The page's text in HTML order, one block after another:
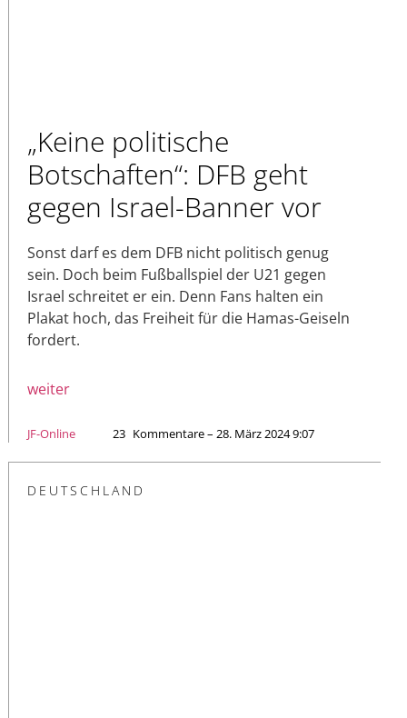
„Keine politische
Botschaften“: DFB geht
gegen Israel-Banner vor
Sonst darf es dem DFB nicht politisch genug
sein. Doch beim Fußballspiel der U21 gegen
Israel schreitet er ein. Denn Fans halten ein
Plakat hoch, das Freiheit für die Hamas-Geiseln
fordert.
weiter
JF-Online 23 Kommentare – 28. März 2024 9:07
DEUTSCHLAND